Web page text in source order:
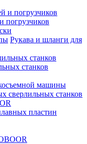
погрузчиков
Рукава и шланги для
станков
машины
сверлильных станков
пластин